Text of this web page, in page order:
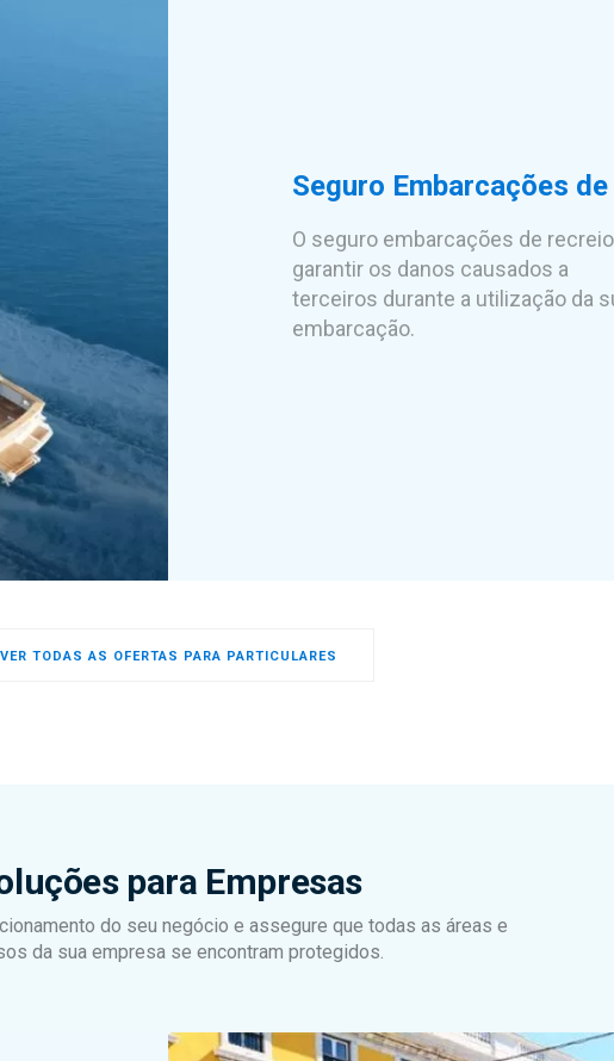
Seguro Embarcações
O seguro embarcações de
garantir os danos causados a
terceiros durante a utilização da
embarcação.
VER TODAS AS OFERTAS PARA PARTICULARES
para Empresas
do seu negócio e assegure que todas as áreas e
da sua empresa se encontram protegidos.